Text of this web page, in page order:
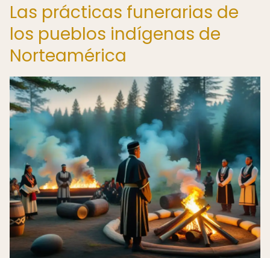
Las prácticas funerarias de
los pueblos indígenas de
Norteamérica